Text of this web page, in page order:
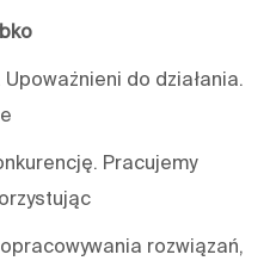
do działania.
Pracujemy
rozwiązań,